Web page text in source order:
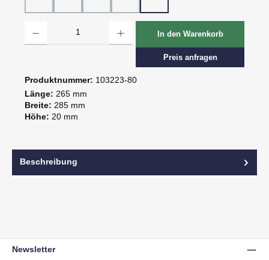
In den Warenkorb
Preis anfragen
Produktnummer: 103223-80
Länge: 265 mm
Breite: 285 mm
Höhe: 20 mm
Beschreibung
Newsletter